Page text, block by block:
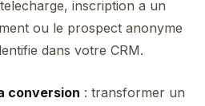
inscription a un
ou le prospect anonyme
dans votre CRM.
conversion : transformer un